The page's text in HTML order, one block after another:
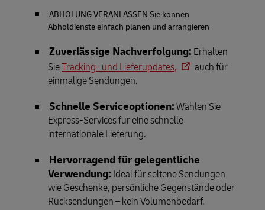
ABHOLUNG VERANLASSEN Sie können
Abholdienste einfach planen und arrangieren
Zuverlässige Nachverfolgung: Erhalten
SieTracking- und Lieferupdates,
auch für
einmalige Sendungen.
Schnelle Serviceoptionen:Wählen Sie
Express-Services für eine schnelle
internationale Lieferung.
Hervorragend für gelegentliche
Verwendung: Ideal für seltene Sendungen
wie Geschenke, persönliche Gegenstände oder
Rücksendungen – kein Volumenbedarf.